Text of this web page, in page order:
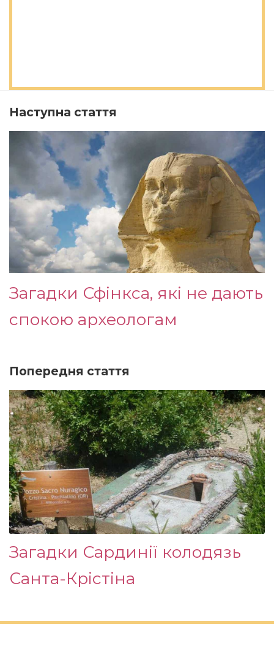
Наступна стаття
Загадки Сфінкса, які не дають
спокою археологам
Попередня стаття
Загадки Сардинії колодязь
Санта-Крістіна